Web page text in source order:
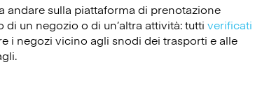
andare sulla piattaforma di prenotazione
un negozio o di un’altra attività: tutti verificati
i negozi vicino agli snodi dei trasporti e alle